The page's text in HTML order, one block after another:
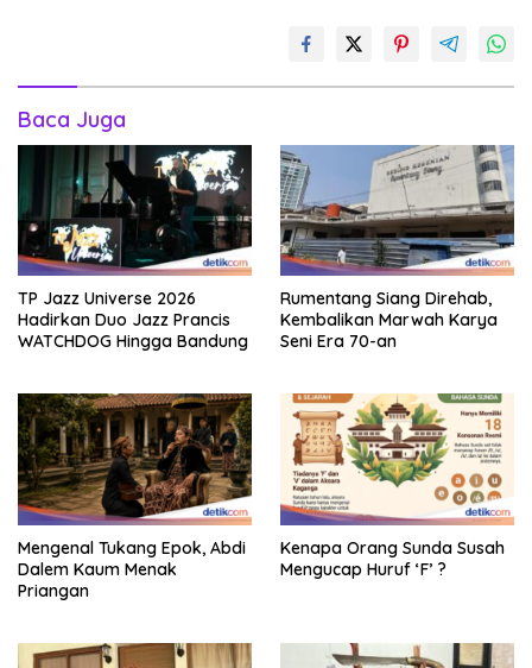
Baca Juga
TP Jazz Universe 2026
Hadirkan Duo Jazz Prancis
WATCHDOG Hingga Bandung
Rumentang Siang Direhab,
Kembalikan Marwah Karya
Seni Era 70-an
Mengenal Tukang Epok, Abdi
Dalem Kaum Menak
Priangan
Kenapa Orang Sunda Susah
Mengucap Huruf ‘F’ ?